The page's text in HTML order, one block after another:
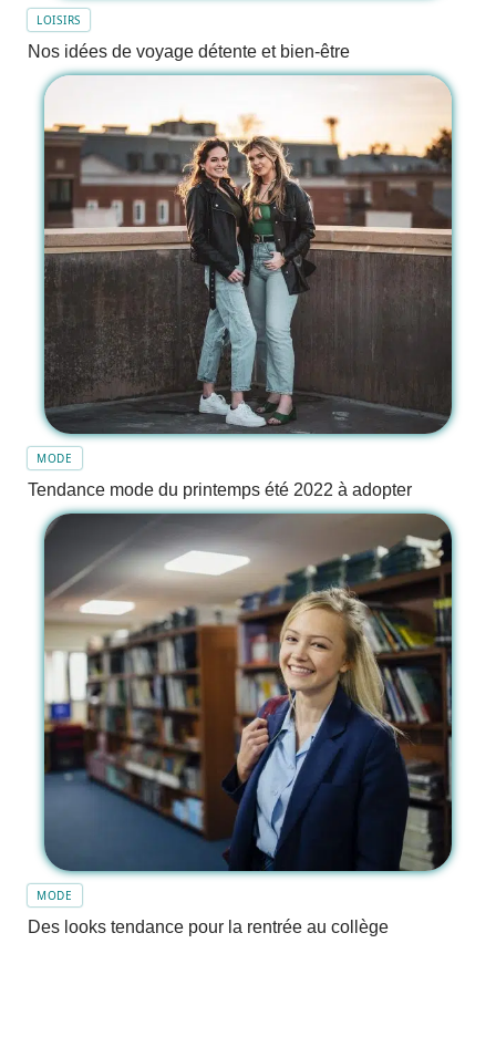
LOISIRS
Nos idées de voyage détente et bien-être
MODE
Tendance mode du printemps été 2022 à adopter
MODE
Des looks tendance pour la rentrée au collège